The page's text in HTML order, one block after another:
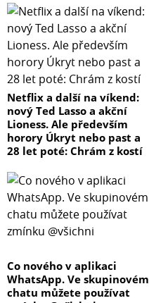
Netflix a další na víkend:
nový Ted Lasso a akční
Lioness. Ale především
horory Úkryt nebo past a
28 let poté: Chrám z kostí
Co nového v aplikaci
WhatsApp. Ve skupinovém
chatu můžete používat